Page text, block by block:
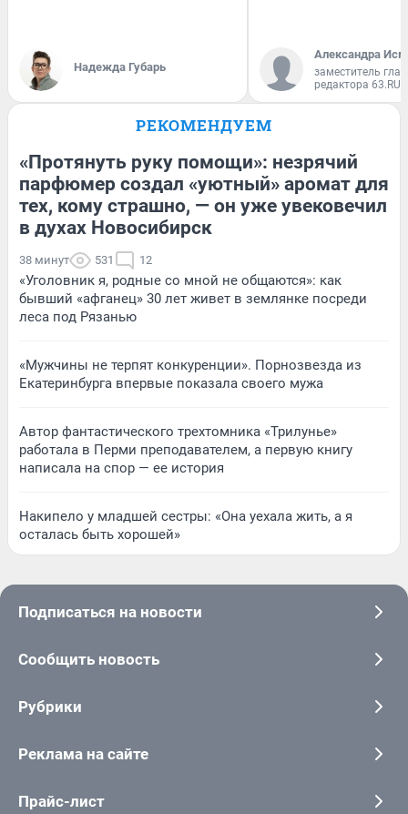
Надежда Губарь
Александра
заместитель
редактора 63.RU
РЕКОМЕНДУЕМ
«Протянуть руку помощи»: незрячий
парфюмер создал «уютный» аромат для
тех, кому страшно, — он уже увековечил
в духах Новосибирск
38 минут 531 12
«Уголовник я, родные со мной не общаются»: как
бывший «афганец» 30 лет живет в землянке посреди
леса под Рязанью
«Мужчины не терпят конкуренции». Порнозвезда из
Екатеринбурга впервые показала своего мужа
Автор фантастического трехтомника «Трилунье»
работала в Перми преподавателем, а первую книгу
написала на спор — ее история
Накипело у младшей сестры: «Она уехала жить, а я
осталась быть хорошей»
Подписаться на новости
Сообщить новость
Рубрики
Реклама на сайте
Прайс-лист